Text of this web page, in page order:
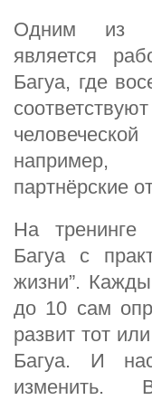
Одним из
является
Багуа, где
например,
партнёрские
На тренинге
Багуа с
жизни”.
до 10 сам
развит тот
Багуа. И
изменить.